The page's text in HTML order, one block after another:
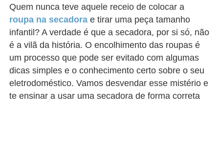
Quem nunca teve aquele receio de colocar a
roupa na secadora e tirar uma peça tamanho
infantil? A verdade é que a secadora, por si só, não
é a vilã da história. O encolhimento das roupas é
um processo que pode ser evitado com algumas
dicas simples e o conhecimento certo sobre o seu
eletrodoméstico. Vamos desvendar esse mistério e
te ensinar a usar uma secadora de forma correta